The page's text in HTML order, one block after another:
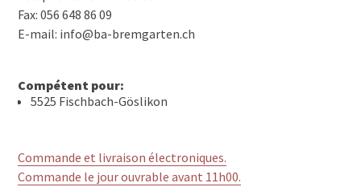
Fax: 056 648 86 09
E-mail: info@ba-bremgarten.ch
Compétent pour:
5525 Fischbach-Göslikon
Commande et livraison électroniques.
Commande le jour ouvrable avant 11h00.